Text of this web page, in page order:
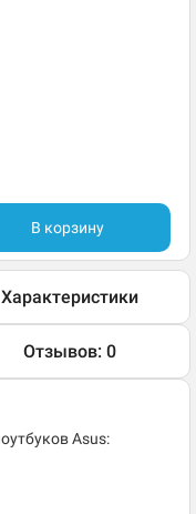
В корзину
Характеристики
Отзывов: 0
Asus: